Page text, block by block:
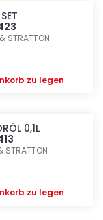
STRATTON
zu legen
0,1L
STRATTON
zu legen